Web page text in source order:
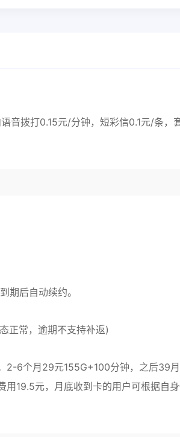
音拨打0.15元/分钟，短彩信0.1元/条，
期后自动续约。
正常，逾期不支持补返)
2-6个月29元155G+100分钟，之后39月
用19.5元，月底收到卡的用户可根据自